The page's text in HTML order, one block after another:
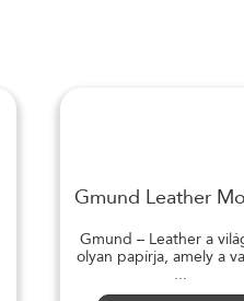
Gmund Leather
Gmund – Leather a
olyan papírja, amely a
...